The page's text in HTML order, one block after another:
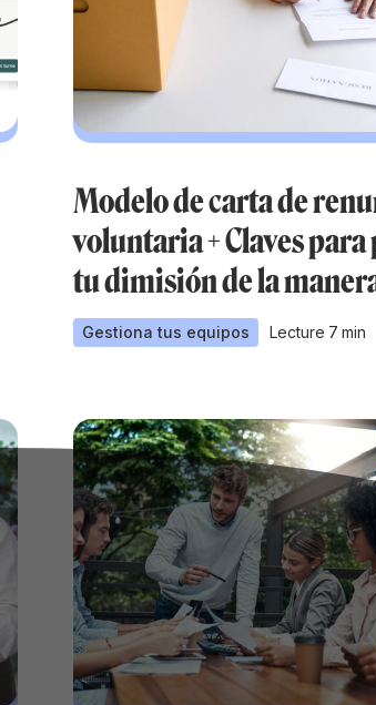
Modelo de carta de
voluntaria + Claves
tu dimisión de la
Gestiona tus equipos Lecture 7 min